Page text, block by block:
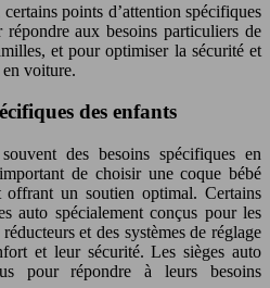
points d’attention spécifiques
répondre aux besoins particuliers de
et pour optimiser la sécurité et
voiture.
des enfants
des besoins spécifiques en
de choisir une coque bébé
offrant un soutien optimal. Certains
auto spécialement conçus pour les
et des systèmes de réglage
et leur sécurité. Les sièges auto
pour répondre à leurs besoins